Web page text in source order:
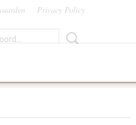
Privacy Policy
5 mtr wit snoer (VVF)